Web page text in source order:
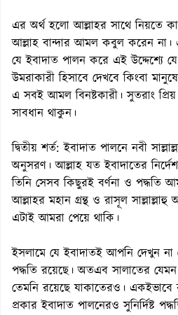
এর অর্থ হলো আল্লাহর সাথে নিয়তে
আল্লাহ বান্দার আমল কবুল করেন না।
যে ইবাদাত পালন করে এই উদ্দেশ্যে
উমরাকারী হিসাবে দেখবে কিংবা
এ সবই আমল বিনষ্টকারী। সুতরাং
সাবধান থাকুন।
দ্বিতীয় শর্ত: ইবাদাত পালনে নবী
অনুসরণ। আল্লাহ যত ইবাদাতের
তিনি সেসব কিছুরই বর্ণনা ও পদ্ধতি
আল্লাহর মহান গ্রন্থ ও রাসূল সাল্লাল্লাহু
এটাই আমরা পেয়ে থাকি।
ইসলামে যে ইবাদাতই আপনি দেখুন
পদ্ধতি রয়েছে। অতএব সালাতের
তেমনি রয়েছে যাকাতেরও।
প্রকার ইবাদাত পালনেরও সুনির্দিষ্ট